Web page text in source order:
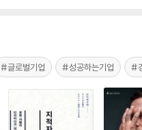
#글로벌기업 #성공하는기업 #